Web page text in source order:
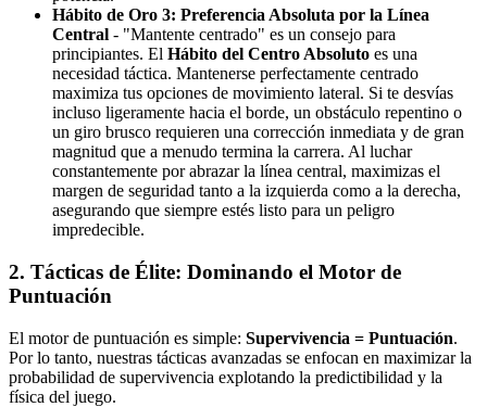
Hábito de Oro 3: Preferencia Absoluta por la Línea
Central - "Mantente centrado" es un consejo para
principiantes. El Hábito del Centro Absoluto es una
necesidad táctica. Mantenerse perfectamente centrado
maximiza tus opciones de movimiento lateral. Si te desvías
incluso ligeramente hacia el borde, un obstáculo repentino o
un giro brusco requieren una corrección inmediata y de gran
magnitud que a menudo termina la carrera. Al luchar
constantemente por abrazar la línea central, maximizas el
margen de seguridad tanto a la izquierda como a la derecha,
asegurando que siempre estés listo para un peligro
impredecible.
2. Tácticas de Élite: Dominando el Motor de
Puntuación
El motor de puntuación es simple: Supervivencia = Puntuación.
Por lo tanto, nuestras tácticas avanzadas se enfocan en maximizar la
probabilidad de supervivencia explotando la predictibilidad y la
física del juego.